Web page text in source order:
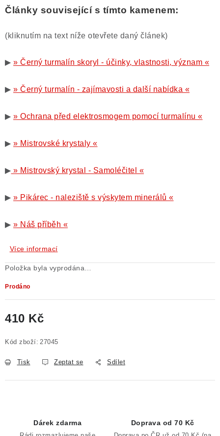
Články související s tímto kamenem:
(kliknutím na text níže otevřete daný článek)
▶ » Černý turmalín skoryl - účinky, vlastnosti, význam «
▶ » Černý turmalín - zajímavosti a další nabídka «
▶ » Ochrana před elektrosmogem pomocí turmalínu «
▶ » Mistrovské krystaly «
▶ » Mistrovský krystal - Samoléčitel «
▶ » Pikárec - naleziště s výskytem minerálů «
▶ » Náš příběh «
Více informací
Položka byla vyprodána…
Prodáno
410 Kč
Kód zboží: 27045
Tisk Zeptat se Sdílet
Dárek zdarma Doprava od 70 Kč